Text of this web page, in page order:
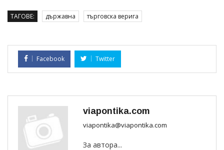
ТАГОВЕ: държавна търговска верига
Facebook Twitter
viapontika.com
viapontika@viapontika.com
За автора...